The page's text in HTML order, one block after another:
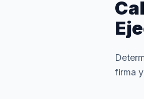
firma